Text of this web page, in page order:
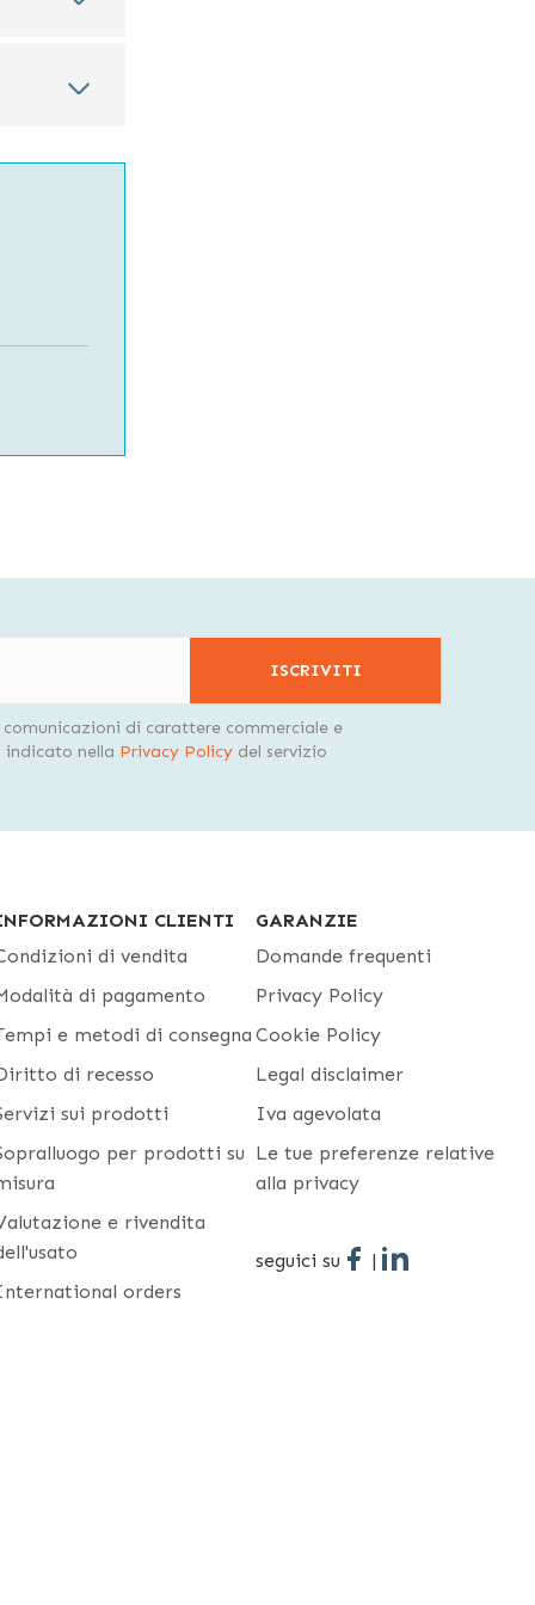
ISCRIVITI
di carattere commerciale e
indicato nella Privacy Policy del servizio
CLIENTI
di vendita
di pagamento
e metodi di consegna
di recesso
sui prodotti
per prodotti su
e rivendita
orders
GARANZIE
Domande frequenti
Privacy Policy
Cookie Policy
Legal disclaimer
Iva agevolata
Le tue preferenze relative
alla privacy
seguici su |